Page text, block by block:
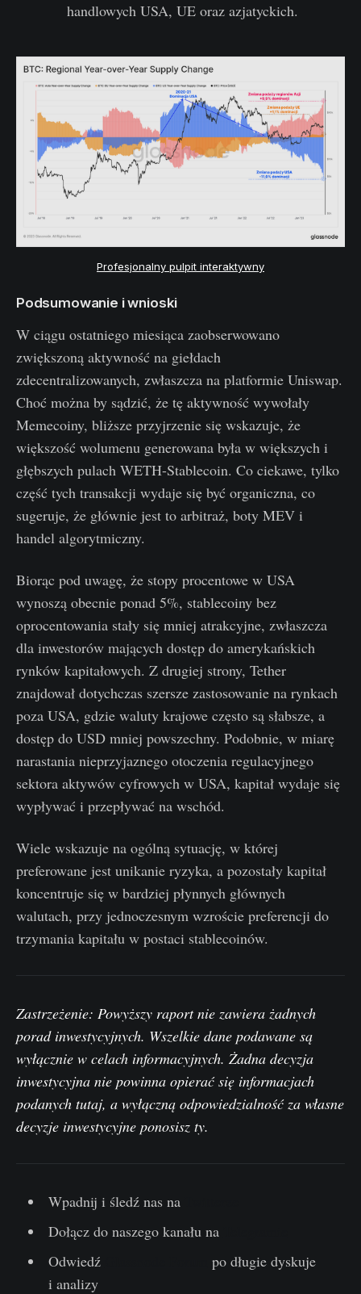
handlowych USA, UE oraz azjatyckich.
Profesjonalny pulpit interaktywny
Podsumowanie i wnioski
W ciągu ostatniego miesiąca zaobserwowano
zwiększoną aktywność na giełdach
zdecentralizowanych, zwłaszcza na platformie Uniswap.
Choć można by sądzić, że tę aktywność wywołały
Memecoiny, bliższe przyjrzenie się wskazuje, że
większość wolumenu generowana była w większych i
głębszych pulach WETH-Stablecoin. Co ciekawe, tylko
część tych transakcji wydaje się być organiczna, co
sugeruje, że głównie jest to arbitraż, boty MEV i
handel algorytmiczny.
Biorąc pod uwagę, że stopy procentowe w USA
wynoszą obecnie ponad 5%, stablecoiny bez
oprocentowania stały się mniej atrakcyjne, zwłaszcza
dla inwestorów mających dostęp do amerykańskich
rynków kapitałowych. Z drugiej strony, Tether
znajdował dotychczas szersze zastosowanie na rynkach
poza USA, gdzie waluty krajowe często są słabsze, a
dostęp do USD mniej powszechny. Podobnie, w miarę
narastania nieprzyjaznego otoczenia regulacyjnego
sektora aktywów cyfrowych w USA, kapitał wydaje się
wypływać i przepływać na wschód.
Wiele wskazuje na ogólną sytuację, w której
preferowane jest unikanie ryzyka, a pozostały kapitał
koncentruje się w bardziej płynnych głównych
walutach, przy jednoczesnym wzroście preferencji do
trzymania kapitału w postaci stablecoinów.
Zastrzeżenie: Powyższy raport nie zawiera żadnych
porad inwestycyjnych. Wszelkie dane podawane są
wyłącznie w celach informacyjnych. Żadna decyzja
inwestycyjna nie powinna opierać się informacjach
podanych tutaj, a wyłączną odpowiedzialność za własne
decyzje inwestycyjne ponosisz ty.
Wpadnij i śledź nas na
Dołącz do naszego kanału na
Odwiedź
po długie dyskuje
i analizy